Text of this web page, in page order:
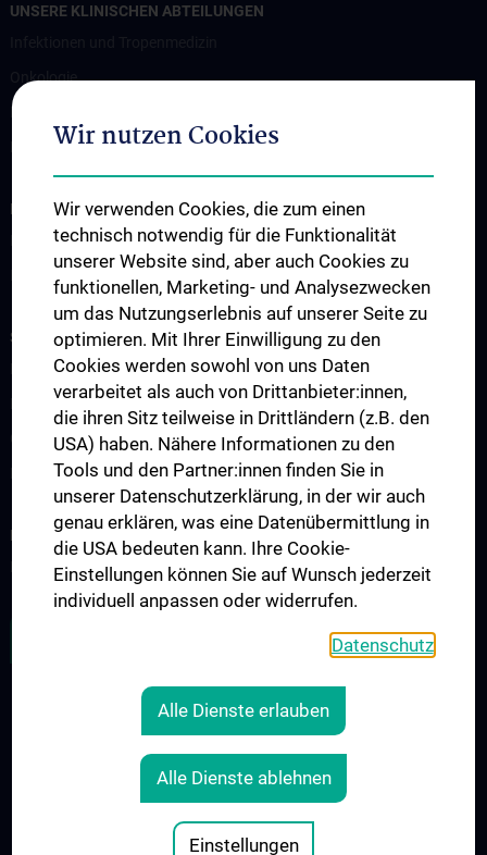
UNSERE KLINISCHEN ABTEILUNGEN
Onkologie
Palliativmedizin
INFORMATIONEN FÜR PATIENT:INNEN UND ZUWEISER:INNEN
Information für Patient:innen
STUDIUM, AUS- UND WEITERBILDUNG
Lehre & Fortbildung
Humanmedizin N202
Observer- und Fellowships
Kontakt
FORSCHUNG
Forschungsschwerpunkte
COOKIE-EINSTELLUNGEN
Wir nutzen Cookies
Wir verwenden Cookies, die zum einen
technisch notwendig für die Funktionalität
unserer Website sind, aber auch Cookies zu
funktionellen, Marketing- und Analysezwecken
um das Nutzungserlebnis auf unserer Seite zu
optimieren. Mit Ihrer Einwilligung zu den
Cookies werden sowohl von uns Daten
verarbeitet als auch von Drittanbieter:innen,
die ihren Sitz teilweise in Drittländern (z.B. den
USA) haben. Nähere Informationen zu den
Tools und den Partner:innen finden Sie in
unserer Datenschutzerklärung, in der wir auch
genau erklären, was eine Datenübermittlung in
die USA bedeuten kann. Ihre Cookie-
Einstellungen können Sie auf Wunsch jederzeit
individuell anpassen oder widerrufen.
Datenschutz
Alle Dienste erlauben
Alle Dienste ablehnen
Einstellungen